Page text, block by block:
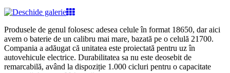
Produsele de genul folosesc adesea celule în format 18650, dar aici
avem o baterie de un calibru mai mare, bazată pe o celulă 21700.
Compania a adăugat că unitatea este proiectată pentru uz în
autovehicule electrice. Durabilitatea sa nu este deosebit de
remarcabilă, având la dispoziție 1.000 cicluri pentru o capacitate